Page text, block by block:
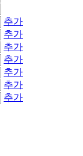
추가
추가
추가
추가
추가
추가
추가